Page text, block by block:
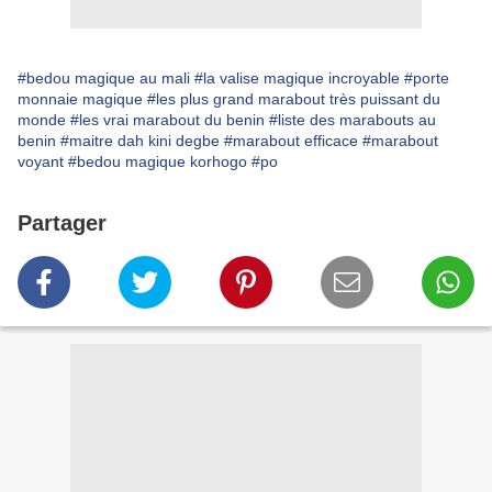
#bedou magique au mali #la valise magique incroyable #porte
monnaie magique #les plus grand marabout très puissant du
monde #les vrai marabout du benin #liste des marabouts au
benin #maitre dah kini degbe #marabout efficace #marabout
voyant #bedou magique korhogo #po
Partager